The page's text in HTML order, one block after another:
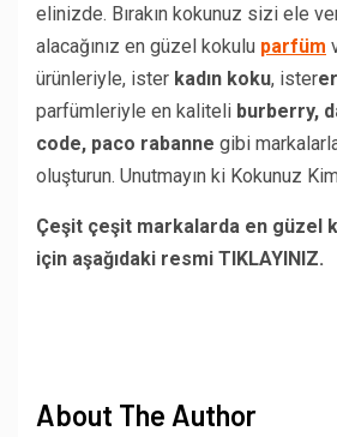
elinizde. Bırakın kokunuz sizi ele
alacağınız en güzel kokulu parfüm
ürünleriyle, ister kadın koku, ister
parfümleriyle en kaliteli burberry,
code, paco rabanne gibi
oluşturun. Unutmayın ki Kokunuz
Çeşit çeşit markalarda en güzel
için aşağıdaki resmi TIKLAYINIZ.
About The Author